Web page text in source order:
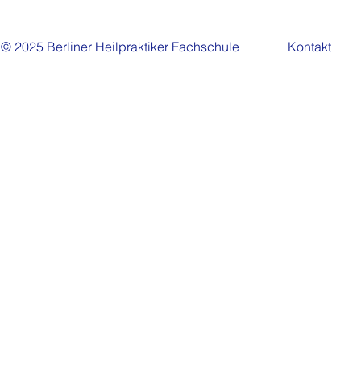
© 2025 Berliner Heilpraktiker Fachschule Kontakt